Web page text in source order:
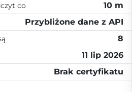
co 10 m
Przybliżone dane z API
8
11 lip 2026
Brak certyfikatu